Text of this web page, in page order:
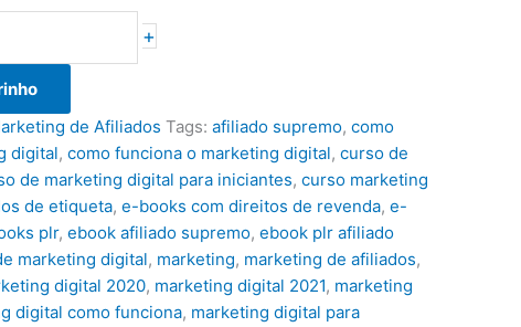
+
de Afiliados Tags: afiliado supremo, como
digital, como funciona o marketing digital, curso de
de marketing digital para iniciantes, curso marketing
de etiqueta, e-books com direitos de revenda, e-
plr, ebook afiliado supremo, ebook plr afiliado
marketing digital, marketing, marketing de afiliados,
digital 2020, marketing digital 2021, marketing
digital como funciona, marketing digital para